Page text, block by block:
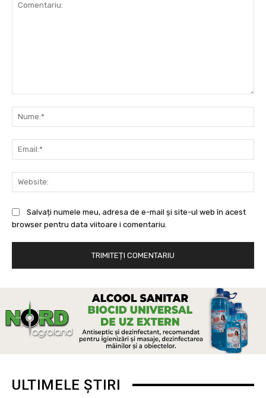
Salvați numele meu, adresa de e-mail și site-ul web în acest
browser pentru data viitoare i comentariu.
ULTIMELE ȘTIRI